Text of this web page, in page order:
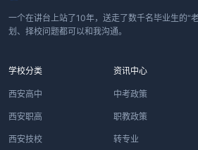
一个在讲台上站了10年，送走了数千名毕业生的“
划、择校问题都可以和我沟通。
学校分类
西安高中
西安职高
西安技校
资讯中心
中考政策
职教政策
转专业